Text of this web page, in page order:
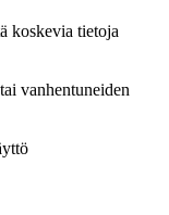
koskevia tietoja
vanhentuneiden